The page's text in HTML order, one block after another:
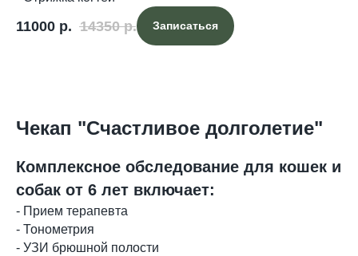
11000 р. 14350 р. Записаться
Чекап "Счастливое долголетие"
Комплексное обследование для кошек и
собак от 6 лет включает:
- Прием терапевта
- Тонометрия
- УЗИ брюшной полости